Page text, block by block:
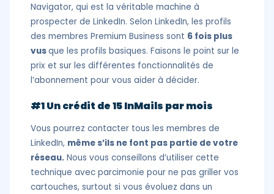
Navigator, qui est la véritable machine à
prospecter de LinkedIn. Selon LinkedIn, les profils
des membres Premium Business sont 6 fois plus
vusque les profils basiques. Faisons le point sur le
prix et sur les différentes fonctionnalités de
l’abonnement pour vous aider à décider.
#1 Un crédit de 15 InMails par mois
Vous pourrez contacter tous les membres de
LinkedIn, même s’ils ne font pas partie de votre
réseau. Nous vous conseillons d’utiliser cette
technique avec parcimonie pour ne pas griller vos
cartouches, surtout si vous évoluez dans un